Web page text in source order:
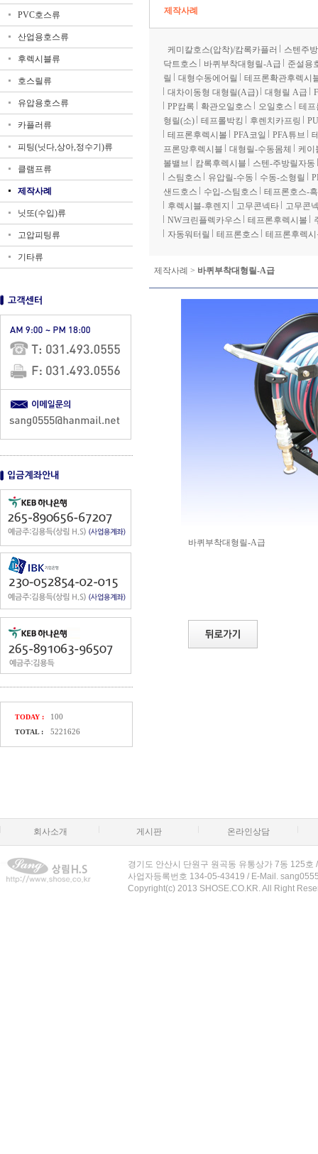
PVC호스류
산업용호스류
후렉시블류
호스릴류
유압용호스류
카플러류
피팅(닛다,상아,정수기)류
클램프류
제작사례
닛또(수입)류
고압피팅류
기타류
TODAY : 100
TOTAL : 5221626
제작사례
케미칼호스(압착)/캄록카플러
스텐주
닥트호스
바퀴부착대형릴-A급
준설용
릴
대형수동에어릴
테프론확관후렉시
대차이동형 대형릴(A급)
대형릴 A급
PP캄록
확관오일호스 오일호스
테프
형릴(소)
테프롤박킹 후렌치카프링
테프론후렉시볼
PFA코일 PFA튜브
프론망후렉시블
대형릴-수동몸체
케이
볼밸브
캄록후렉시블
스텐-주방릴자동
스팀호스
유압릴-수동 수동-소형릴
샌드호스
수입-스팀호스
테프론호스-
후렉시블-후렌지
고무콘넥타
고무콘
NW크린플렉카우스
테프론후렉시볼
자동워터릴
테프론호스 테프론후렉
제작사례 > 바퀴부착대형릴-A급
바퀴부착대형릴-A급
회사소개 게시판 온라인상담
경기도 안산시 단원구 원곡동 유통상가 7동 125
사업자등록번호 134-05-43419 / E-Mail.
Copyright(c) 2013 SHOSE.CO.KR. All Right